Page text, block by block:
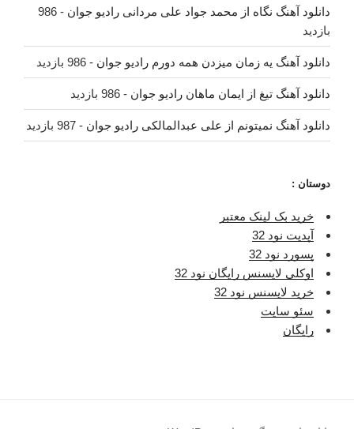
دانلود آهنگ نگاه از محمد جواد علی مردانی رادیو جوان
- 986
بازدید
دانلود آهنگ یه زمان میزدن همه دورم رادیو جوان - 986 بازدید
دانلود آهنگ تیغ از ایمان ماهان رادیو جوان - 986 بازدید
دانلود آهنگ نمیتونم از علی عبدالمالکی رادیو جوان - 987 بازدید
دوستان :
خرید بک لینک معتبر
آپدیت نود 32
پسورد نود 32
اوکلی لایسنس رایگان نود 32
خرید لایسنس نود 32
سئو سایت
رایگان